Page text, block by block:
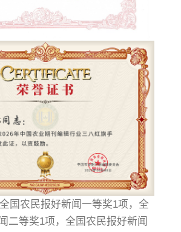
国农民报好新闻一等奖1项，全
二等奖1项，全国农民报好新闻